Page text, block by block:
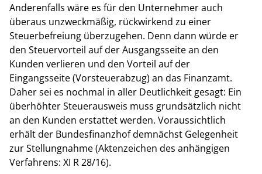
Anderenfalls wäre es für den Unternehmer auch
überaus unzweckmäßig, rückwirkend zu einer
Steuerbefreiung überzugehen. Denn dann würde er
den Steuervorteil auf der Ausgangsseite an den
Kunden verlieren und den Vorteil auf der
Eingangsseite (Vorsteuerabzug) an das Finanzamt.
Daher sei es nochmal in aller Deutlichkeit gesagt: Ein
überhöhter Steuerausweis muss grundsätzlich nicht
an den Kunden erstattet werden. Voraussichtlich
erhält der Bundesfinanzhof demnächst Gelegenheit
zur Stellungnahme (Aktenzeichen des anhängigen
Verfahrens: XI R 28/16).